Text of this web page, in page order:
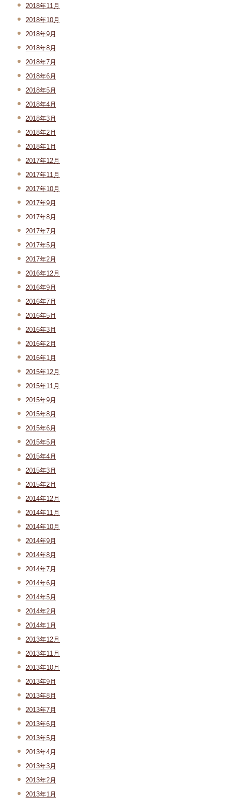
2018年11月
2018年10月
2018年9月
2018年8月
2018年7月
2018年6月
2018年5月
2018年4月
2018年3月
2018年2月
2018年1月
2017年12月
2017年11月
2017年10月
2017年9月
2017年8月
2017年7月
2017年5月
2017年2月
2016年12月
2016年9月
2016年7月
2016年5月
2016年3月
2016年2月
2016年1月
2015年12月
2015年11月
2015年9月
2015年8月
2015年6月
2015年5月
2015年4月
2015年3月
2015年2月
2014年12月
2014年11月
2014年10月
2014年9月
2014年8月
2014年7月
2014年6月
2014年5月
2014年2月
2014年1月
2013年12月
2013年11月
2013年10月
2013年9月
2013年8月
2013年7月
2013年6月
2013年5月
2013年4月
2013年3月
2013年2月
2013年1月